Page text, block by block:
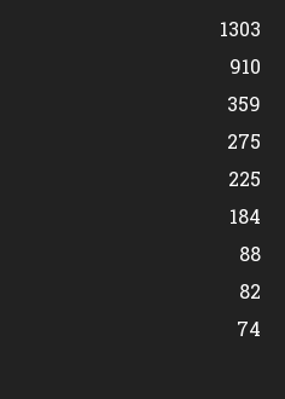
1303
910
359
275
225
184
88
82
74